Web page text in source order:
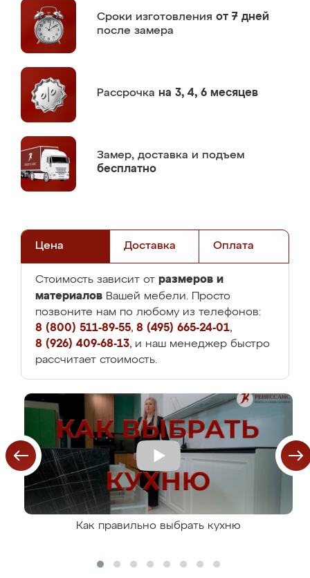
Сроки изготовления от 7 дней
после замера
Рассрочка на 3, 4, 6 месяцев
Замер, доставка и подъем
бесплатно
Цена Доставка Оплата
Стоимость зависит от размеров и
материалов Вашей мебели. Просто
позвоните нам по любому из телефонов:
8 (800) 511-89-55, 8 (495) 665-24-01,
8 (926) 409-68-13, и наш менеджер быстро
рассчитает стоимость.
Как правильно выбрать кухню